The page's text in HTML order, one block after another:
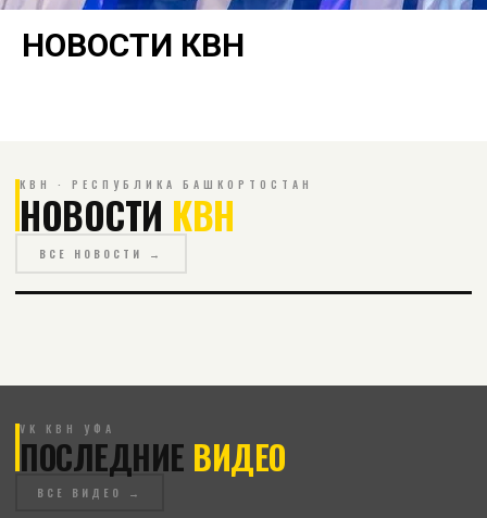
НОВОСТИ КВН
КВН · РЕСПУБЛИКА БАШКОРТОСТАН
НОВОСТИ КВН
ВСЕ НОВОСТИ →
VK КВН УФА
ПОСЛЕДНИЕ ВИДЕО
ВСЕ ВИДЕО →